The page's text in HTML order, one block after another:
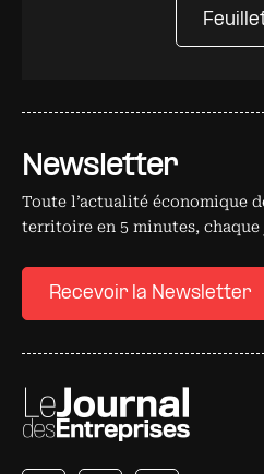
Newsletter
Toute l’actualité économique
territoire en 5 minutes, chaque
Recevoir la Newsletter